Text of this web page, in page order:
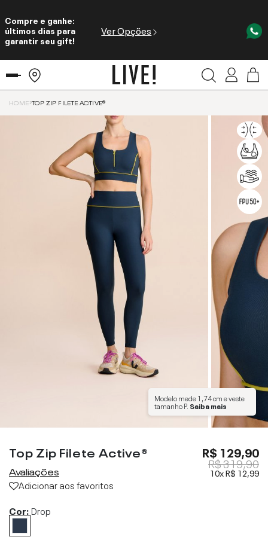
Compre e ganhe:
últimos dias para
garantir seu gift!
Ver Opções
HOME TOP ZIP FILETE ACTIVE®
Modelo mede1,74 cme veste
tamanhoP. Saiba mais
Top Zip Filete Active®
Avaliações
Adicionar aos favoritos
R$ 129,90
R$ 319,90
10xR$ 12,99
Cor:Drop